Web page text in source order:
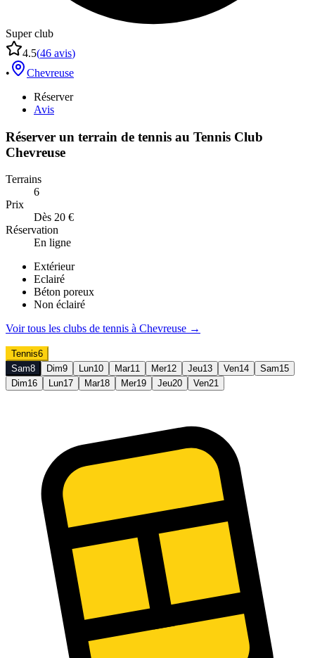
Super club
4.5(46 avis)
•
Chevreuse
Réserver
Avis
Réserver un terrain de tennis au Tennis Club
Chevreuse
Terrains
6
Prix
Dès 20 €
Réservation
En ligne
Extérieur
Eclairé
Béton poreux
Non éclairé
Voir tous les clubs de tennis à Chevreuse →
Tennis6
Sam8 Dim9 Lun10 Mar11 Mer12 Jeu13 Ven14 Sam15
Dim16 Lun17 Mar18 Mer19 Jeu20 Ven21